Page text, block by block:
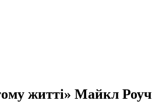
житті» Майкл Роуч